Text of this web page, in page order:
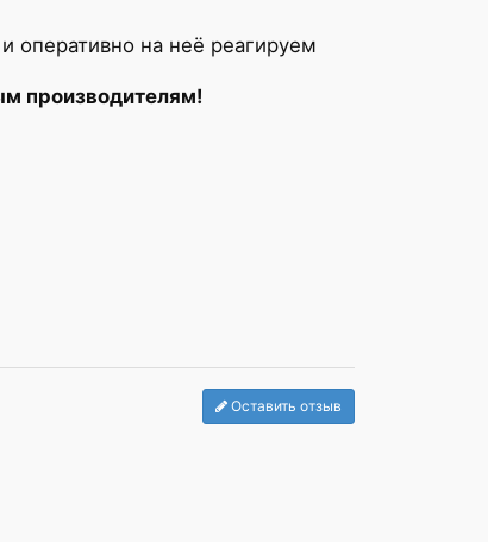
оперативно на неё реагируем
производителям!
Оставить отзыв